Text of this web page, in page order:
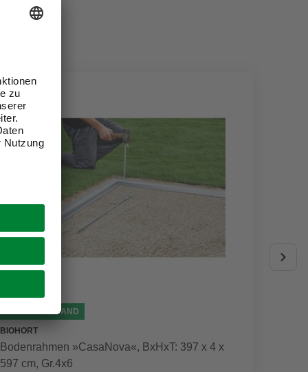
GRATIS VERSAND
BIOHORT
Bodenrahmen »CasaNova«, BxHxT: 397 x 4 x
597 cm, Gr.4x6